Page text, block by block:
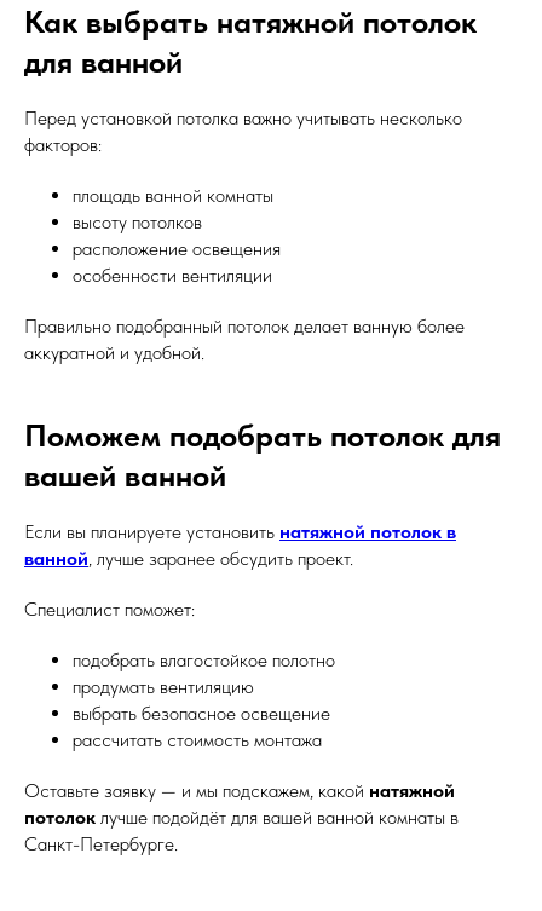
Как выбрать натяжной потолок
для ванной
Перед установкой потолка важно учитывать несколько
факторов:
площадь ванной комнаты
высоту потолков
расположение освещения
особенности вентиляции
Правильно подобранный потолок делает ванную более
аккуратной и удобной.
Поможем подобрать потолок для
вашей ванной
Если вы планируете установить натяжной потолок в
ванной , лучше заранее обсудить проект.
Специалист поможет:
подобрать влагостойкое полотно
продумать вентиляцию
выбрать безопасное освещение
рассчитать стоимость монтажа
Оставьте заявку — и мы подскажем, какой натяжной
потолок лучше подойдёт для вашей ванной комнаты в
Санкт-Петербурге.